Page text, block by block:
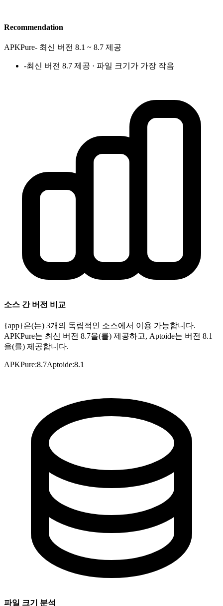
Recommendation
APKPure- 최신 버전 8.1 ~ 8.7 제공
-최신 버전 8.7 제공 · 파일 크기가 가장 작음
소스 간 버전 비교
{app}은(는) 3개의 독립적인 소스에서 이용 가능합니다.
APKPure는 최신 버전 8.7을(를) 제공하고, Aptoide는 버전 8.1
을(를) 제공합니다.
APKPure:8.7Aptoide:8.1
파일 크기 분석